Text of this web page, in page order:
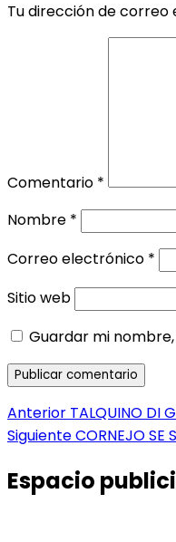
Tu dirección de
Comentario *
Nombre *
Correo electrónico *
Sitio web
Guardar mi
Navegación
de
entradas
Anterior Entrada
anterior:
TALQUINO DI
SiguienteEntrada
CORNEJO SE
Espacio